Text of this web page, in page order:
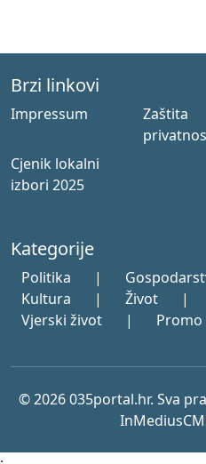
Brzi linkovi
Impressum
Zaštita
Cjenik lokalni
izbori 2025
Kategorije
Politika |
Kultura
| Život |
Vjerski život
| Promo
© 2026 035portal.hr. Sva